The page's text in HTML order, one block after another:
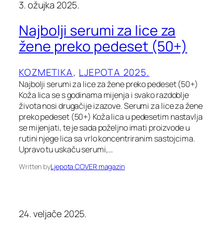
3. ožujka 2025.
Najbolji serumi za lice za
žene preko pedeset (50+)
KOZMETIKA, LJEPOTA 2025.
Najbolji serumi za lice za žene preko pedeset (50+)
Koža lica se s godinama mijenja i svako razdoblje
života nosi drugačije izazove. Serumi za lice za žene
preko pedeset (50+) Koža lica u pedesetim nastavlja
se mijenjati, te je sada poželjno imati proizvode u
rutini njege lica sa vrlo koncentriranim sastojcima.
Upravo tu uskaču serumi,…
Written byLjepota COVER magazin
24. veljače 2025.